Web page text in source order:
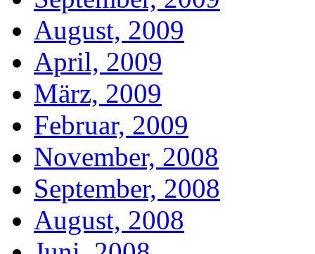
August, 2009
April, 2009
März, 2009
Februar, 2009
November, 2008
September, 2008
August, 2008